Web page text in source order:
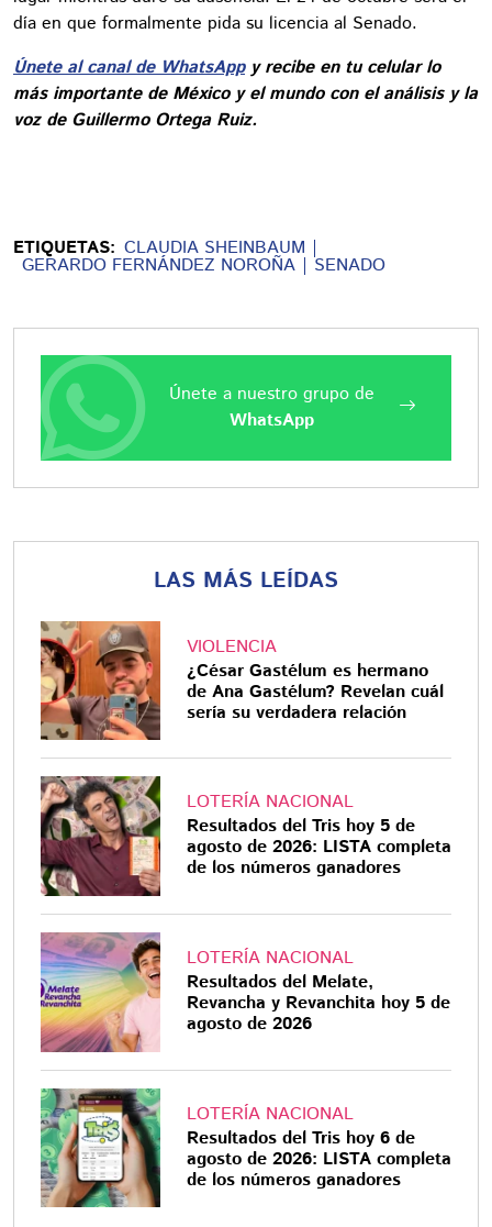
día en que formalmente pida su licencia al Senado.
Únete al canal de WhatsAppy recibe en tu celular lo
más importante de México y el mundo con el análisis y la
voz de Guillermo Ortega Ruiz.
ETIQUETAS: CLAUDIA SHEINBAUM
GERARDO FERNÁNDEZ NOROÑA SENADO
Únete a nuestro grupo de
WhatsApp
LAS MÁS LEÍDAS
VIOLENCIA
¿César Gastélum es hermano
de Ana Gastélum? Revelan cuál
sería su verdadera relación
LOTERÍA NACIONAL
Resultados del Tris hoy 5 de
agosto de 2026: LISTA completa
de los números ganadores
LOTERÍA NACIONAL
Resultados del Melate,
Revancha y Revanchita hoy 5 de
agosto de 2026
LOTERÍA NACIONAL
Resultados del Tris hoy 6 de
agosto de 2026: LISTA completa
de los números ganadores